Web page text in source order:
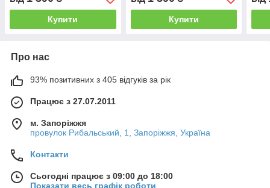
Купити Купити
Про нас
93% позитивних з 405 відгуків за рік
Працює з 27.07.2011
м. Запоріжжя
провулок Рибальський, 1, Запоріжжя, Україна
Контакти
Сьогодні працює з 09:00 до 18:00
Показати весь графік роботи